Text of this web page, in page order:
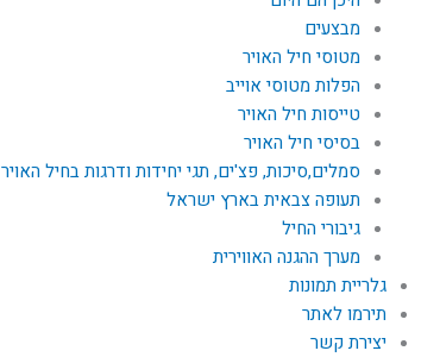
מבצעים
מטוסי חיל האויר
הפלות מטוסי אוייב
טייסות חיל האויר
בסיסי חיל האויר
סמלים,סיכות, פצ'ים, תגי יחידות ודרגות בחיל האויר
תעופה צבאית בארץ ישראל
גיבורי החיל
מערך ההגנה האווירית
גלריית תמונות
תירמו לאתר
יצירת קשר